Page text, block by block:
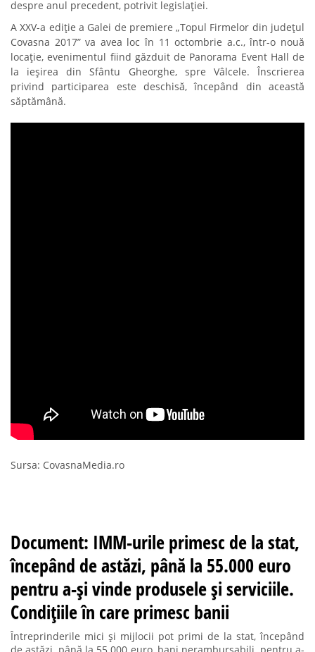
despre anul precedent, potrivit legislației.
A XXV-a ediție a Galei de premiere „Topul Firmelor din județul
Covasna 2017” va avea loc în 11 octombrie a.c., într-o nouă
locație, evenimentul fiind găzduit de Panorama Event Hall de
la ieșirea din Sfântu Gheorghe, spre Vâlcele. Înscrierea
privind participarea este deschisă, începând din această
săptămână.
Sursa: CovasnaMedia.ro
Document: IMM-urile primesc de la stat,
începând de astăzi, până la 55.000 euro
pentru a-și vinde produsele și serviciile.
Condițiile în care primesc banii
Întreprinderile mici și mijlocii pot primi de la stat, începând